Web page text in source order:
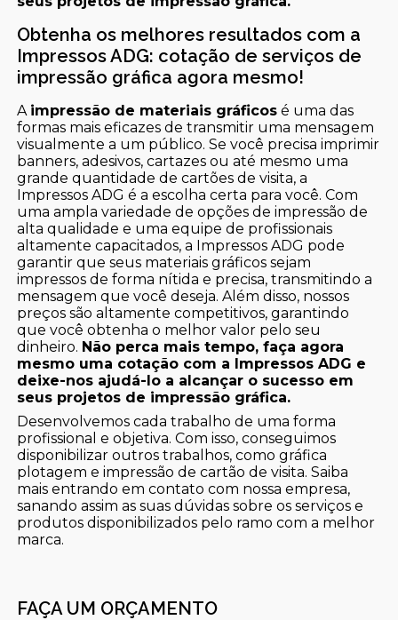
Obtenha os melhores resultados com a
Impressos ADG: cotação de serviços de
impressão gráfica agora mesmo!
A impressão de materiais gráficos é uma das
formas mais eficazes de transmitir uma mensagem
visualmente a um público. Se você precisa imprimir
banners, adesivos, cartazes ou até mesmo uma
grande quantidade de cartões de visita, a
Impressos ADG é a escolha certa para você. Com
uma ampla variedade de opções de impressão de
alta qualidade e uma equipe de profissionais
altamente capacitados, a Impressos ADG pode
garantir que seus materiais gráficos sejam
impressos de forma nítida e precisa, transmitindo a
mensagem que você deseja. Além disso, nossos
preços são altamente competitivos, garantindo
que você obtenha o melhor valor pelo seu
dinheiro. Não perca mais tempo, faça agora
mesmo uma cotação com a Impressos ADG e
deixe-nos ajudá-lo a alcançar o sucesso em
seus projetos de impressão gráfica.
Desenvolvemos cada trabalho de uma forma
profissional e objetiva. Com isso, conseguimos
disponibilizar outros trabalhos, como gráfica
plotagem e impressão de cartão de visita. Saiba
mais entrando em contato com nossa empresa,
sanando assim as suas dúvidas sobre os serviços e
produtos disponibilizados pelo ramo com a melhor
marca.
FAÇA UM ORÇAMENTO